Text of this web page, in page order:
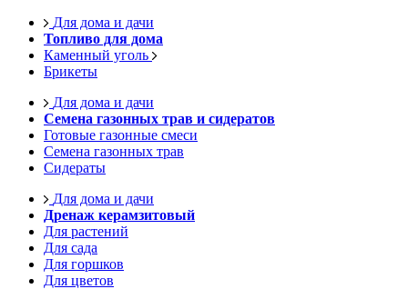
Для дома и дачи
Топливо для дома
Каменный уголь
Брикеты
Для дома и дачи
Семена газонных трав и сидератов
Готовые газонные смеси
Семена газонных трав
Сидераты
Для дома и дачи
Дренаж керамзитовый
Для растений
Для сада
Для горшков
Для цветов